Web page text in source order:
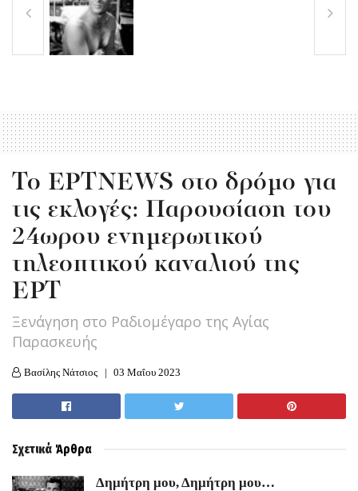
Το ΕΡΤNEWS στο δρόμο για
τις εκλογές: Παρουσίαση του
24ωρου ενημερωτικού
τηλεοπτικού καναλιού της
ΕΡΤ
Ξενάγηση στο Ραδιομέγαρο της Αγίας
Παρασκευής
Βασίλης Νάτσιος 03 Μαΐου 2023
Σχετικά Άρθρα
Δημήτρη μου, Δημήτρη μου…